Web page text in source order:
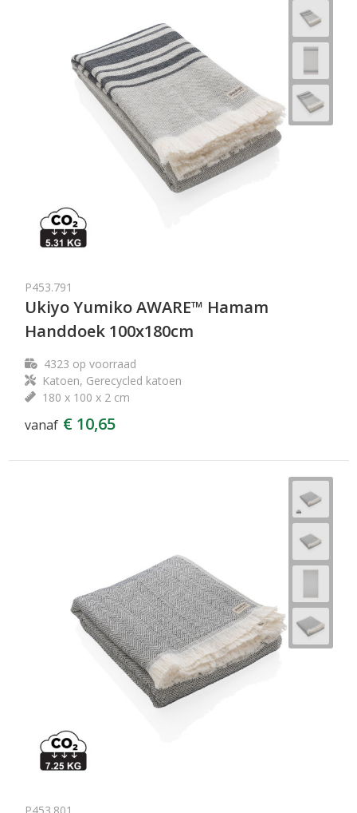
P453.791
Ukiyo Yumiko AWARE™ Hamam
Handdoek 100x180cm
4323 op voorraad
Katoen, Gerecycled katoen
180 x 100 x 2 cm
vanaf € 10,65